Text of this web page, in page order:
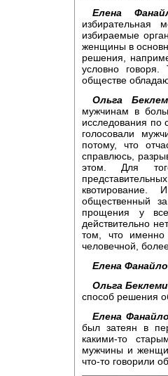
Елена
избираемые
женщины в
решения,
условно
обществе
Ольга
мужчинам в
исследования по
голосовали
потому, что
справлюсь,
этом. Для
общественный
прощения у
действительно
том, что
человечной,
Елена
Ольга
способ решения
Елена
был затеян в
какими-то
мужчины и
что-то говорили